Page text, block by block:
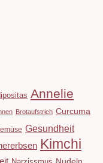
Annelie
Brotaufstrich Curcuma
Gesundheit
Kimchi